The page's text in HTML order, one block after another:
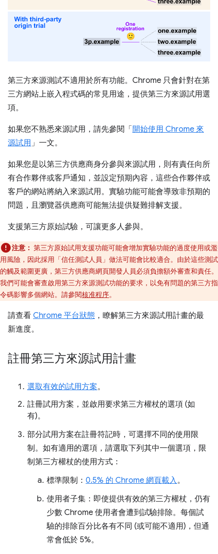
第三方來源測試不適用於所有功能。Chrome 只會針對在第
三方網站上嵌入程式碼的常見用途，提供第三方來源試用選
項。
如果您不熟悉來源試用，請先參閱「 開始使用 Chrome 來
源試用」一文。
如果您是以第三方供應商身分參與來源試用，則有責任向所
有合作夥伴或客戶通知，並設定預期內容，這些合作夥伴或
客戶的網站將納入來源試用。實驗功能可能會導致非預期的
問題，且瀏覽器供應商可能無法提供疑難排解支援。
支援第三方原始試驗，可讓更多人參與。
注意： 第三方原始試用支援功能可能會增加實驗功能的過度使用或濫
用風險，因此採用「信任測試人員」做法可能會比較適合。由於這些測試
的觸及範圍更廣，第三方供應商網頁開發人員必須負擔額外審查和責任。
我們可能會審查啟用第三方來源測試功能的要求，以免有問題的第三方指
令碼影響多個網站。請參閱核准程序。
請查看 Chrome 平台狀態 ，瞭解第三方來源試用計畫的最
新進度。
註冊第三方來源試用計畫
選取有效的試用方案。
註冊試用方案，並啟用要求第三方權杖的選項 (如
有)。
部分試用方案在註冊符記時，可選擇不同的使用限
制。如有適用的選項，請選取下列其中一個選項，限
制第三方權杖的使用方式：
標準限制： 0.5% 的 Chrome 網頁載入。
使用者子集：即使提供有效的第三方權杖，仍有
少數 Chrome 使用者會遭到試驗排除。每個試
驗的排除百分比各有不同 (或可能不適用)，但通
常會低於 5%。